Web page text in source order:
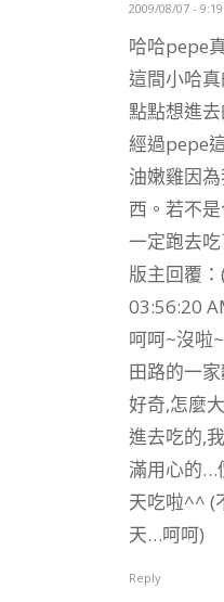
says:
2009/08/07 -
哈哈pepe
這間小哈
點點想進
經過pepe
油嫩雞因
西。若不
一定跑去吃
版主回覆
03:56:20
呵呵~沒啦
田路的一
好奇,怎麼
進去吃的,
滿用心的…
天吃啦^^ (
天…呵呵)
Reply